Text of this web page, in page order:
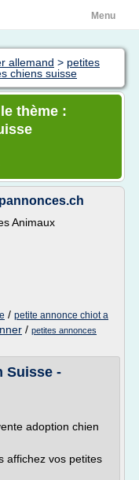
Menu
allemand > petites
chiens suisse
thème :
Animaux
/ petite annonce chiot a
/ petites annonces
Suisse -
adoption chien
affichez vos petites